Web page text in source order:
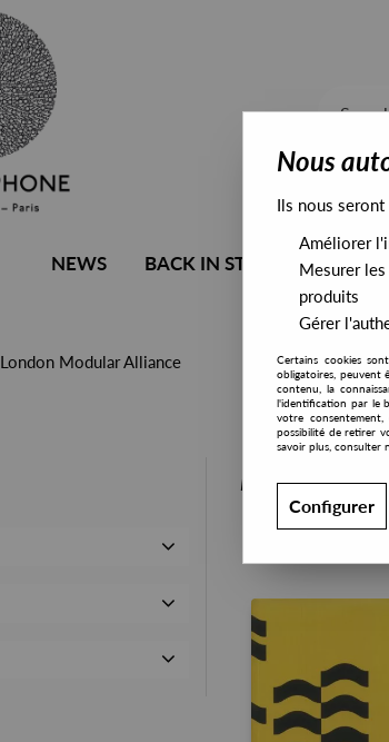
NEWS BACK IN STOCK ALL
London Modular Alliance
PRESALES
Nous
Ils nous
Améliorer
Mesurer
produits
Gérer
Certains cookies
obligatoires, peuvent
contenu, la
l'identification par le
votre consentement,
possibilité de retirer
savoir plus, consulter
Configurer